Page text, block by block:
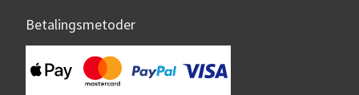
Betalingsmetoder